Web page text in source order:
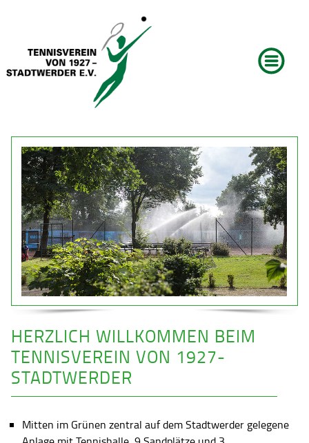
HERZLICH WILLKOMMEN BEIM
TENNISVEREIN VON 1927-
STADTWERDER
Mitten im Grünen zentral auf dem Stadtwerder gelegene